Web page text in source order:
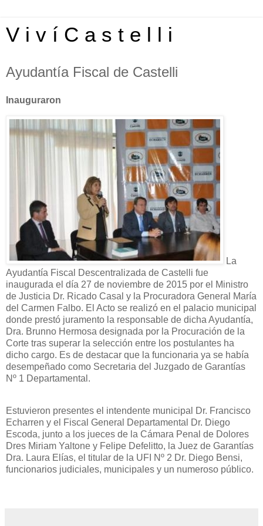
V i v í C a s t e l l i
Ayudantía Fiscal de Castelli
Inauguraron
La
Ayudantía Fiscal Descentralizada de Castelli fue
inaugurada el día 27 de noviembre de 2015 por el Ministro
de Justicia Dr. Ricado Casal y la Procuradora General María
del Carmen Falbo. El Acto se realizó en el palacio municipal
donde prestó juramento la responsable de dicha Ayudantía,
Dra. Brunno Hermosa designada por la Procuración de la
Corte tras superar la selección entre los postulantes ha
dicho cargo. Es de destacar que la funcionaria ya se había
desempeñado como Secretaria del Juzgado de Garantías
Nº 1 Departamental.
Estuvieron presentes el intendente municipal Dr. Francisco
Echarren y el Fiscal General Departamental Dr. Diego
Escoda, junto a los jueces de la Cámara Penal de Dolores
Dres Miriam Yaltone y Felipe Defelitto, la Juez de Garantías
Dra. Laura Elías, el titular de la UFI Nº 2 Dr. Diego Bensi,
funcionarios judiciales, municipales y un numeroso público.